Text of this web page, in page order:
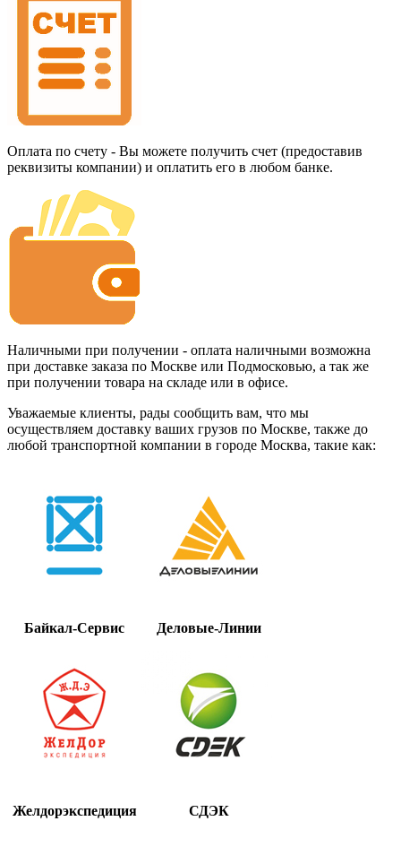
Оплата по счету - Вы можете получить счет (предоставив
реквизиты компании) и оплатить его в любом банке.
Наличными при получении - оплата наличными возможна
при доставке заказа по Москве или Подмосковью, а так же
при получении товара на складе или в офисе.
Уважаемые клиенты, рады сообщить вам, что мы
осуществляем доставку ваших грузов по Москве, также до
любой транспортной компании в городе Москва, такие как:
Байкал-Сервис Деловые-Линии
Желдорэкспедиция СДЭК